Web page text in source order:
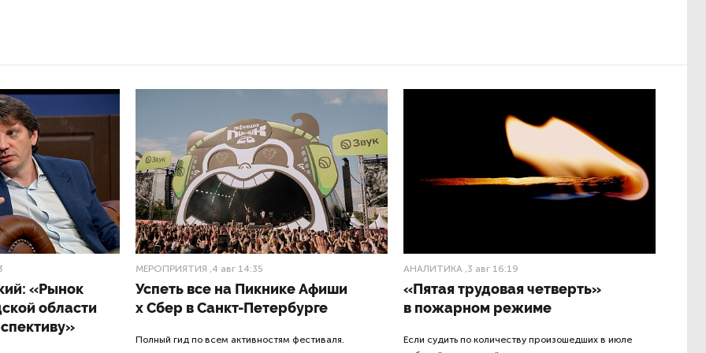
«Рынок
области
МЕРОПРИЯТИЯ ,4 авг 14:35
Успеть все на Пикнике Афиши
x Сбер в Санкт-Петербурге
Полный гид по всем активностям фестиваля.
АНАЛИТИКА ,3 авг 16:19
«Пятая трудовая четверть»
в пожарном режиме
Если судить по количеству произошедших в июле